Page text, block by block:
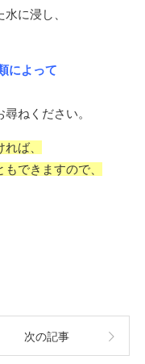
に浸し、
によって
ねください。
ば、
できますので、
次の記事